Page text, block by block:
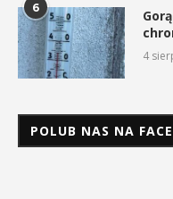
6
4
POLUB NAS NA